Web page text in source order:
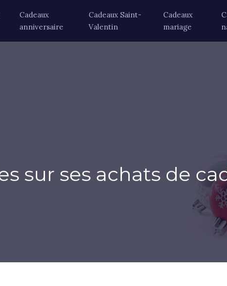
Cadeaux
anniversaire
Cadeaux Saint-
Valentin
Cadeaux
mariage
sur ses achats de